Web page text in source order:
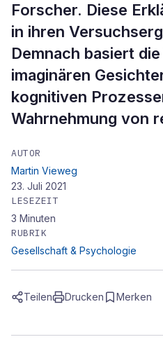
Forscher. Diese
in ihren
Demnach basiert
imaginären
kognitiven
Wahrnehmung von
AUTOR
Martin Vieweg
23. Juli 2021
LESEZEIT
3 Minuten
RUBRIK
Gesellschaft & Psychologie
Teilen Drucken Merken